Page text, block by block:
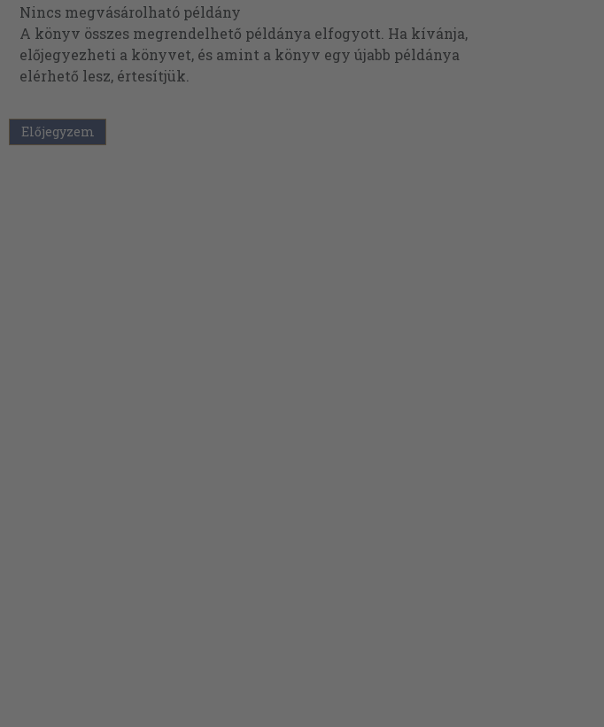
Nincs megvásárolható példány
A könyv összes megrendelhető példánya elfogyott. Ha kívánja,
előjegyezheti a könyvet, és amint a könyv egy újabb példánya
elérhető lesz, értesítjük.
Előjegyzem